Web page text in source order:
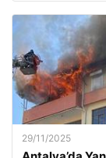
29/11/2025